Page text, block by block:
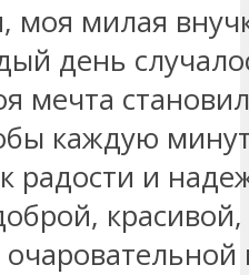
моя милая
день
мечта
каждую
радости и